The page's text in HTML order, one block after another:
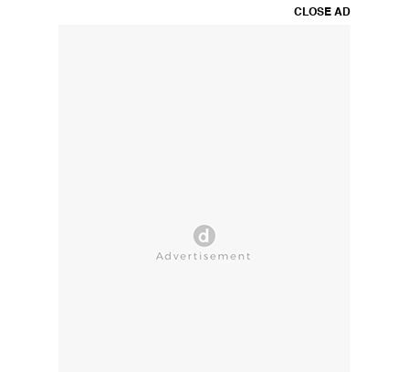
CLOSE AD